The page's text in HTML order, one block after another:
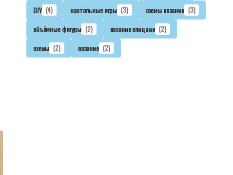
DIY (4) настольные игры (3) схемы вязания (3)
объёмные фигуры (2) вязание спицами (2)
схемы (2) вязание (2)